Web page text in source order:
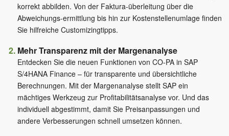
korrekt abbilden. Von der Faktura-überleitung über die
Abweichungs-ermittlung bis hin zur Kostenstellenumlage finden
Sie hilfreiche Customizingtipps.
Mehr Transparenz mit der Margenanalyse
Entdecken Sie die neuen Funktionen von CO-PA in SAP
S/4HANA Finance – für transparente und übersichtliche
Berechnungen. Mit der Margenanalyse stellt SAP ein
mächtiges Werkzeug zur Profitabilitätsanalyse vor. Und das
individuell abgestimmt, damit Sie Preisanpassungen und
andere Verbesserungen schnell umsetzen können.